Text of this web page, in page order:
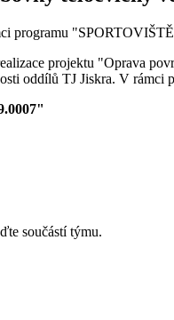
programu
projektu "Oprava
oddílů TJ Jiskra. V
součástí týmu.